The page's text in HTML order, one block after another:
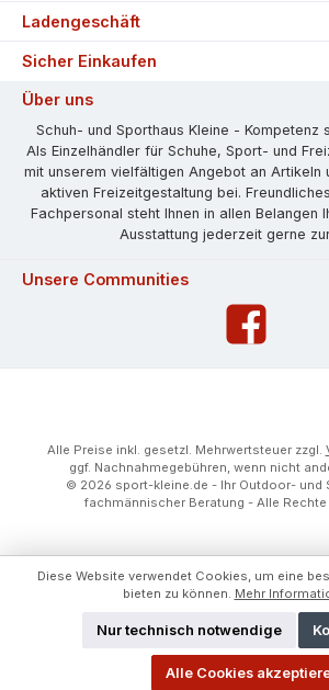
Ladengeschäft
Sicher Einkaufen
Über uns
Schuh- und Sporthaus Kleine - Kompetenz
Als Einzelhändler für Schuhe, Sport- und
mit unserem vielfältigen Angebot an Artikeln
aktiven Freizeitgestaltung bei.
Fachpersonal steht Ihnen in allen Belangen
Ausstattung jederzeit gerne
Unsere Communities
Alle Preise inkl. gesetzl. Mehrwertsteuer zzgl.
ggf. Nachnahmegebühren, wenn nicht
© 2026 sport-kleine.de - Ihr Outdoor- und
fachmännischer Beratung - Alle
Diese Website verwendet Cookies, um eine
bieten zu können. Mehr
Nur technisch notwendige
Alle Cookies